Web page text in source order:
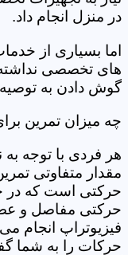
در منزل انجام داد.
اما بسیاری از
های تخصصی نداشته
گوش دادن به توصیه
چه میزان تمرین
هر فردی با توجه
مقدار متفاوتی
حرکتی است که در
حرکتی مفاصل و
فیزیوتراپ انجام
حرکات را به شما